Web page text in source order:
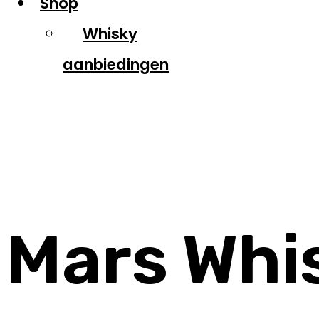
Whisky
aanbiedingen
Mars